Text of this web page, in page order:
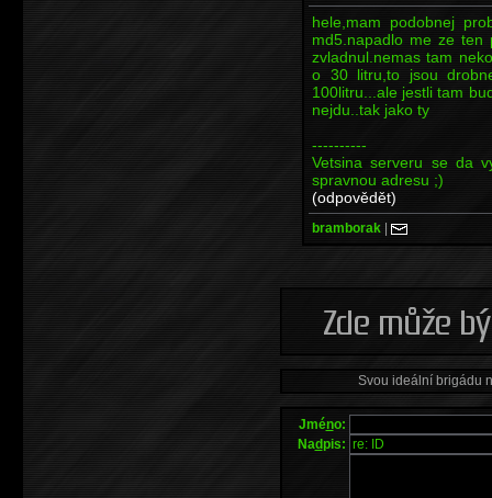
hele,mam podobnej
md5.napadlo me ze
zvladnul.nemas tam
o 30 litru,to jsou
100litru...ale jestli tam
nejdu..tak jako ty
----------
Vetsina serveru se da
spravnou adresu ;)
(odpovědět)
bramborak |
Svou ideální brigádu
Jméno:
Nadpis: